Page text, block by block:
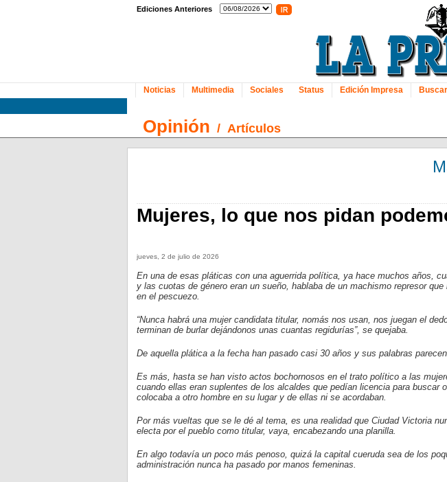
Ediciones Anteriores
Noticias Multimedia Sociales Status Edición Impresa Buscar
Opinión / Artículos
Mujeres, lo que nos pidan
jueves, 2 de julio de 2026
En una de esas pláticas con una aguerrida política, ya hace muchos años,
y las cuotas de género eran un sueño, hablaba de un machismo represor
en el pescuezo.
“Nunca habrá una mujer candidata titular, nomás nos usan, nos juegan el
terminan de burlar dejándonos unas cuantas regidurías”, se quejaba.
De aquella plática a la fecha han pasado casi 30 años y sus palabras
Es más, hasta se han visto actos bochornosos en el trato político a las
cuando ellas eran suplentes de los alcaldes que pedían licencia para buscar
colocaba a otro hombre en su lugar y de ellas ni se acordaban.
Por más vueltas que se le dé al tema, es una realidad que Ciudad Victoria
electa por el pueblo como titular, vaya, encabezando una planilla.
En algo todavía un poco más penoso, quizá la capital cueruda sea de los
administración nunca ha pasado por manos femeninas.